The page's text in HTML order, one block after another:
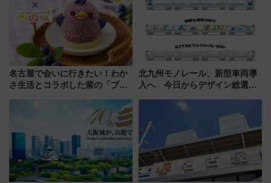
ビスで混雑回避
名古屋で会いに行きたい！わか
さ生活とコラボした紫の「ブル
北九州モノレール、新型車両導
入へ 今日からデザイン総選挙